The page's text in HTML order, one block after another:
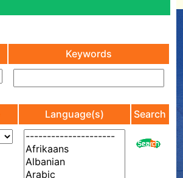
Keywords
Language(s) Search